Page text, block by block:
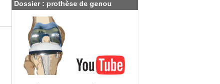
Dossier : prothèse de genou